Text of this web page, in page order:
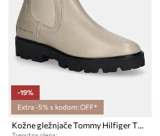
-19%
Extra -5% s kodom: OFF*
Kožne gležnjače Tommy Hilfiger TH LTHR LOW CHELSEA